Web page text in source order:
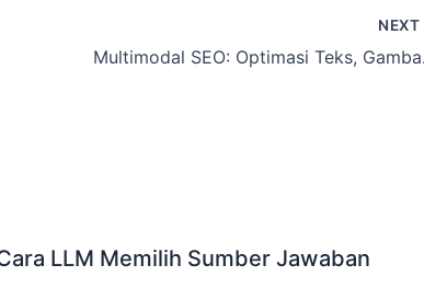
NEXT
LLM Memilih Sumber Jawaban